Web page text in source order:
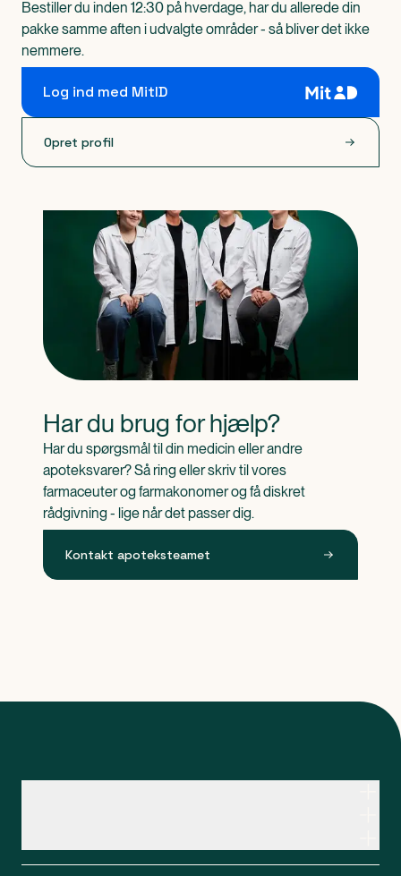
Bestiller du inden 12:30 på hverdage, har du allerede din
pakke samme aften i udvalgte områder - så bliver det ikke
nemmere.
Log ind med MitID
Opret profil
Har du brug for hjælp?
Har du spørgsmål til din medicin eller andre
apoteksvarer? Så ring eller skriv til vores
farmaceuter og farmakonomer og få diskret
rådgivning - lige når det passer dig.
Kontakt apoteksteamet
CVR: 37983446
Apopro guider